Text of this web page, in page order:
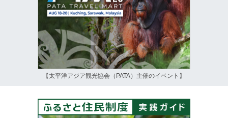
【太平洋アジア観光協会（PATA）主催のイベント】